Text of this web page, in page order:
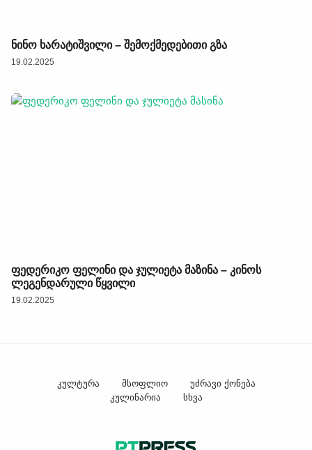
ნინო ხარატიშვილი – შემოქმედებითი გზა
19.02.2025
ფედერიკო ფელინი და ჯულიეტა მაზინა – კინოს
ლეგენდარული წყვილი
19.02.2025
კულტურა მსოფლიო
უძრავი ქონება
კულინარია
სხვა